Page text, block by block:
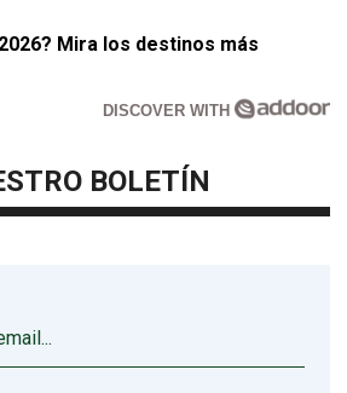
Mira los destinos más
DISCOVER WITH
BOLETÍN